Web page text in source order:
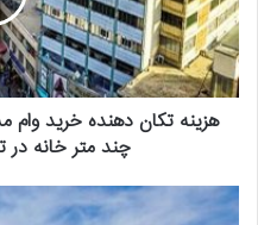
چند متر خانه